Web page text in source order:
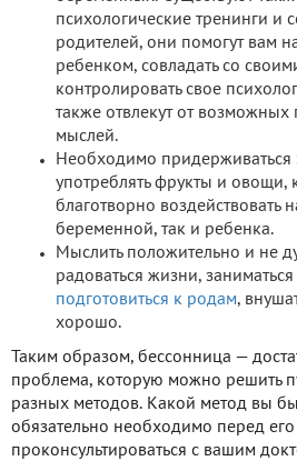
психологические тренинги и
родителей, они помогут вам
ребенком, совладать со
контролировать свое
также отвлекут от
мыслей.
Необходимо придерживаться
употреблять фрукты и овощи,
благотворно воздействовать
беременной, так и ребенка.
Мыслить положительно и не
радоваться жизни,
подготовиться к родам,
хорошо.
Таким образом, бессонница —
проблема, которую можно решить
разных методов. Какой метод вы
обязательно необходимо перед
проконсультироваться с вашим